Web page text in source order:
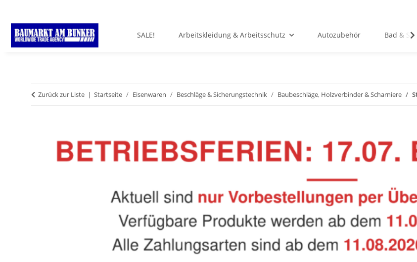
SALE! Arbeitskleidung & Arbeitsschutz Autozubehör Bad &
Zurück zur Liste Startseite Eisenwaren Beschläge & Sicherungstechnik Baubeschläge, Holzverbinder & Scharniere